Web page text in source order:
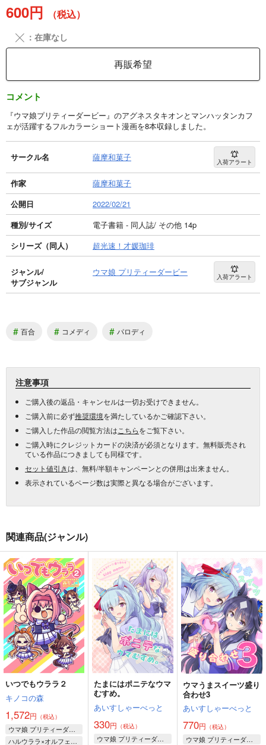
600円 （税込）
╳ ：在庫なし
再販希望
コメント
『ウマ娘プリティーダービー』のアグネスタキオンとマンハッタンカフ
ェが活躍するフルカラーショート漫画を8本収録しました。
サークル名 薩摩和菓子 入荷アラート
作家
薩摩和菓子
公開日
2022/02/21
種別/サイズ
電子書籍 - 同人誌/ その他 14p
シリーズ（同人）
超光速！才媛珈琲
ジャンル/
サブジャンル
ウマ娘 プリティーダービー 入荷アラート
# 百合 # コメディ # パロディ
注意事項
ご購入後の返品・キャンセルは一切お受けできません。
ご購入前に必ず推奨環境を満たしているかご確認下さい。
ご購入した作品の閲覧方法は こちらをご覧下さい。
ご購入時にクレジットカードの決済が必須となります。無料販売され
ている作品につきましても同様です。
セット値引きは、無料/半額キャンペーンとの併用は出来ません。
表示されているページ数は実際と異なる場合がございます。
関連商品(ジャンル)
いつでもウララ２
キノコの森
1,572円 （税込）
ウマ娘 プリティーダービー
ハルウララ×オルフェーヴル
たまにはポニテなウマ
むすめ。
あいすしゃーべっと
330円 （税込）
ウマ娘 プリティーダービー
ウマうまスイーツ盛り
合わせ3
あいすしゃーべっと
770円 （税込）
ウマ娘 プリティーダービー